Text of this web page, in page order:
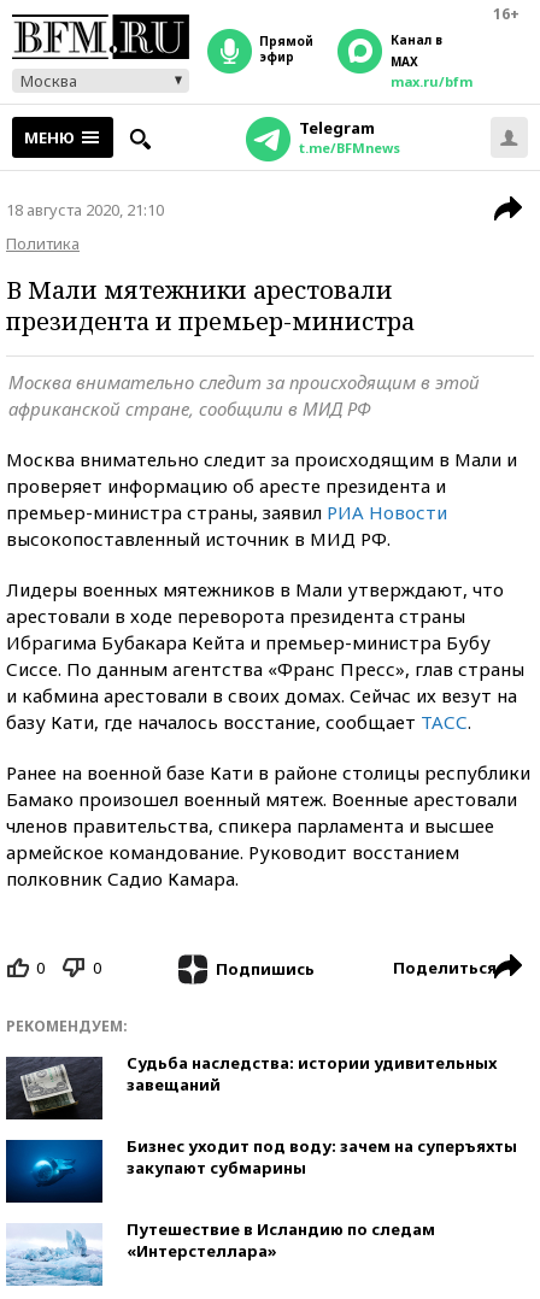
16+
Москва
прямой
эфир
Канал в
MAX
max.ru/bfm
МЕНЮ Telegram
t.me/BFMnews
18 августа 2020, 21:10
Политика
В Мали мятежники арестовали
президента и премьер-министра
Москва внимательно следит за происходящим в этой
африканской стране, сообщили в МИД РФ
Москва внимательно следит за происходящим в Мали и
проверяет информацию об аресте президента и
премьер-министра страны, заявил РИА Новости
высокопоставленный источник в МИД РФ.
Лидеры военных мятежников в Мали утверждают, что
арестовали в ходе переворота президента страны
Ибрагима Бубакара Кейта и премьер-министра Бубу
Сиссе. По данным агентства «Франс Пресс», глав страны
и кабмина арестовали в своих домах. Сейчас их везут на
базу Кати, где началось восстание, сообщает ТАСС.
Ранее на военной базе Кати в районе столицы республики
Бамако произошел военный мятеж. Военные арестовали
членов правительства, спикера парламента и высшее
армейское командование. Руководит восстанием
полковник Садио Камара.
0 0 Подпишись Поделиться
РЕКОМЕНДУЕМ:
Судьба наследства: истории удивительных
завещаний
Бизнес уходит под воду: зачем на суперъяхты
закупают субмарины
Путешествие в Исландию по следам
«Интерстеллара»